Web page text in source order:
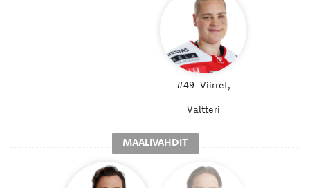
#49 Viirret,
Valtteri
MAALIVAHDIT